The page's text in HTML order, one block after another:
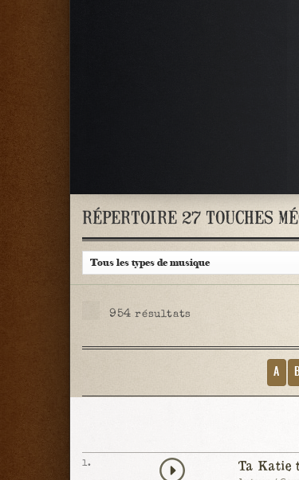
RÉPERTOIRE 27 TOUCHES
954 résultats
A
1. Ta Katie